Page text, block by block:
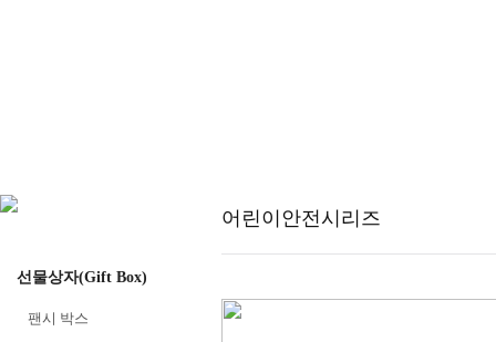
선물상자(Gift Box)
팬시 박스
어린이안전시리즈